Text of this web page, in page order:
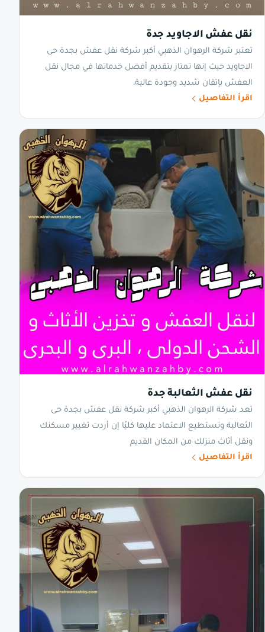
نقل عفش الاجاويد جدة
تعتبر شركة الرهوان الذهبي أكبر شركة نقل عفش بجدة حى
الاجاويد حيث إنها تمتاز بتقديم أفضل خدماتها في مجال نقل
العفش بإتقان شديد وجودة عالية،
اقرأ التفاصيل
نقل عفش الثعالبة جدة
تعد شركة الرهوان الذهبي أكبر شركة نقل عفش بجدة حى
الثعالبة وتستطيع الاعتماد عليها كليًا إن أردت تغيير مسكنك
ونقل أثاث منزلك من المكان القديم
اقرأ التفاصيل